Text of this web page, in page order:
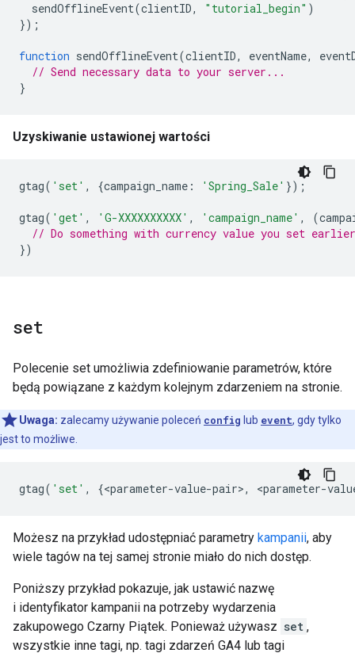
sendOfflineEvent(clientID, "tutorial_begin" )
});
function sendOfflineEvent(clientID, eventName,
// Send necessary data to your server...
}
Uzyskiwanie ustawionej wartości
gtag( 'set' , {campaign_name : 'Spring_Sale' });
gtag( 'get' , 'G-XXXXXXXXXX' , 'campaign_name' , (
// Do something with currency value you set
})
set
Polecenie set umożliwia zdefiniowanie parametrów, które
będą powiązane z każdym kolejnym zdarzeniem na stronie.
Uwaga: zalecamy używanie poleceń config lub event, gdy tylko
jest to możliwe.
gtag( 'set' , {<parameter-value-pair>, <parameter-
Możesz na przykład udostępniać parametry kampanii, aby
wiele tagów na tej samej stronie miało do nich dostęp.
Poniższy przykład pokazuje, jak ustawić nazwę
i identyfikator kampanii na potrzeby wydarzenia
zakupowego Czarny Piątek. Ponieważ używasz set ,
wszystkie inne tagi, np. tagi zdarzeń GA4 lub tagi